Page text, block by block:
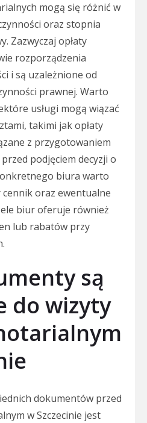
mogą się różnić w
oraz stopnia
Zazwyczaj opłaty
rozporządzenia
i są uzależnione od
prawnej. Warto
usługi mogą wiązać
takimi jak opłaty
z przygotowaniem
podjęciem decyzji o
biura warto
cennik oraz ewentualne
biur oferuje również
lub rabatów przy
są
do wizyty
dokumentów przed
w Szczecinie jest